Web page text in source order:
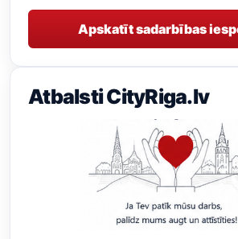
Apskatīt sadarbības
Atbalsti CityRiga.lv